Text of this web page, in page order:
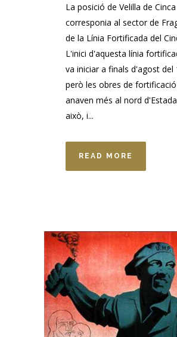
La posició de Velilla de Cinca
corresponia al sector de
de la Línia Fortificada del
L'inici d'aquesta línia
va iniciar a finals d'agost del
però les obres de
anaven més al nord
això, i...
READ MORE